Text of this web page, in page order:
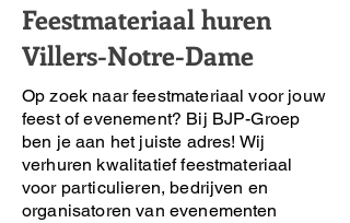
Feestmateriaal huren
Villers-Notre-Dame
Op zoek naar feestmateriaal voor jouw
feest of evenement? Bij BJP-Groep
ben je aan het juiste adres! Wij
verhuren kwalitatief feestmateriaal
voor particulieren, bedrijven en
organisatoren van evenementen